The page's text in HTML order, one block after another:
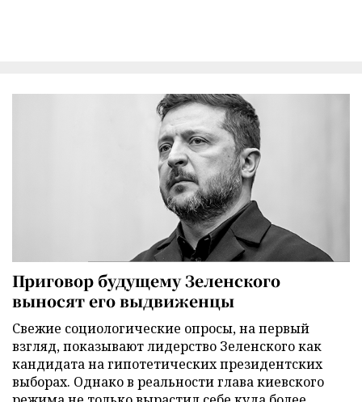
Приговор будущему Зеленского
выносят его выдвиженцы
Свежие социологические опросы, на первый
взгляд, показывают лидерство Зеленского как
кандидата на гипотетических президентских
выборах. Однако в реальности глава киевского